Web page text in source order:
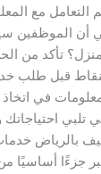
التعامل مع
الموظفين
تأكد من
قبل طلب
في اتخاذ
تلبي احتياجاتك
بالرياض
جزءًا أساسيًا